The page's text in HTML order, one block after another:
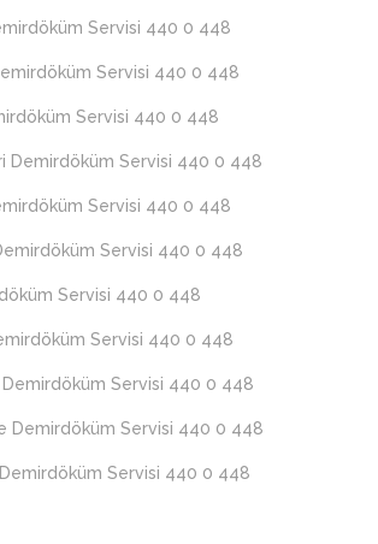
Servisi 440 0 448
Servisi 440 0 448
Servisi 440 0 448
Demirdöküm Servisi 440 0 448
Servisi 440 0 448
Servisi 440 0 448
Servisi 440 0 448
Servisi 440 0 448
Servisi 440 0 448
Demirdöküm Servisi 440 0 448
Demirdöküm Servisi 440 0 448